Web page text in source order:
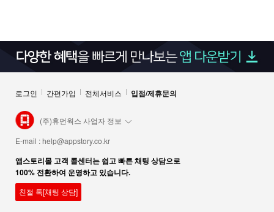
로그인 간편가입 전체서비스 입점/제휴문의
(주)휴먼웍스 사업자 정보
E-mail :help@appstory.co.kr
앱스토리몰 고객 콜센터는 쉽고 빠른 채팅 상담으로
100% 전환하여 운영하고 있습니다.
친절 톡[채팅 상담]